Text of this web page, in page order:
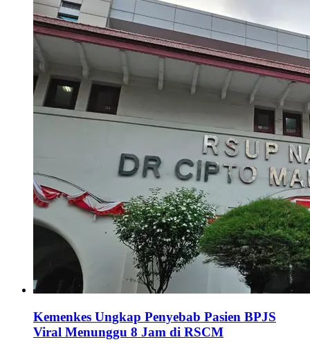
Kemenkes Ungkap Penyebab Pasien BPJS
Viral Menunggu 8 Jam di RSCM